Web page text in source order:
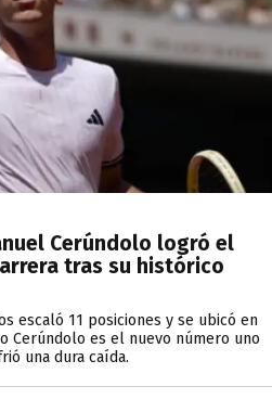
Cerúndolo logró el
tras su histórico
escaló 11 posiciones y se ubicó en
Cerúndolo es el nuevo número uno
una dura caída.